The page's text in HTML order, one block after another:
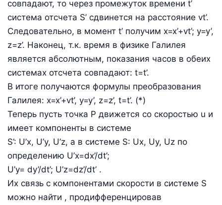
совпадают, то через промежуток времени t’
система отсчета S’ сдвинется на расстояние vt’.
Следовательно, в момент t’ получим x=x’+vt’; y=y’,
z=z’. Наконец, т.к. время в физике Галилея
является абсолютным, показания часов в обеих
системах отсчета совпадают: t=t’.
В итоге получаются формулы преобразования
Галилея: x=x’+vt’, y=y’, z=z’, t=t’. (*)
Теперь пусть точка Р движется со скоростью u и
имеет компоненты в системе
S’: U’x, U’y, U’z, а в системе S: Ux, Uy, Uz по
определению U’x=dx’/dt’;
U’y= dy’/dt’; U’z=dz’/dt’ .
Их связь с компонентами скорости в системе S
можно найти , продифференцировав